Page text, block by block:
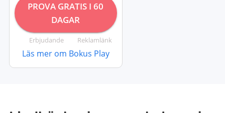
PROVA GRATIS I 60
DAGAR
Erbjudande Reklamlänk
Läs mer om Bokus Play